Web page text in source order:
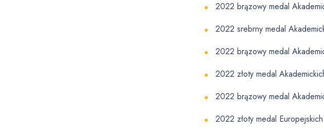
2022 brązowy medal
2022 srebrny medal
2022 brązowy medal
2022 złoty medal
2022 brązowy medal
2022 złoty medal